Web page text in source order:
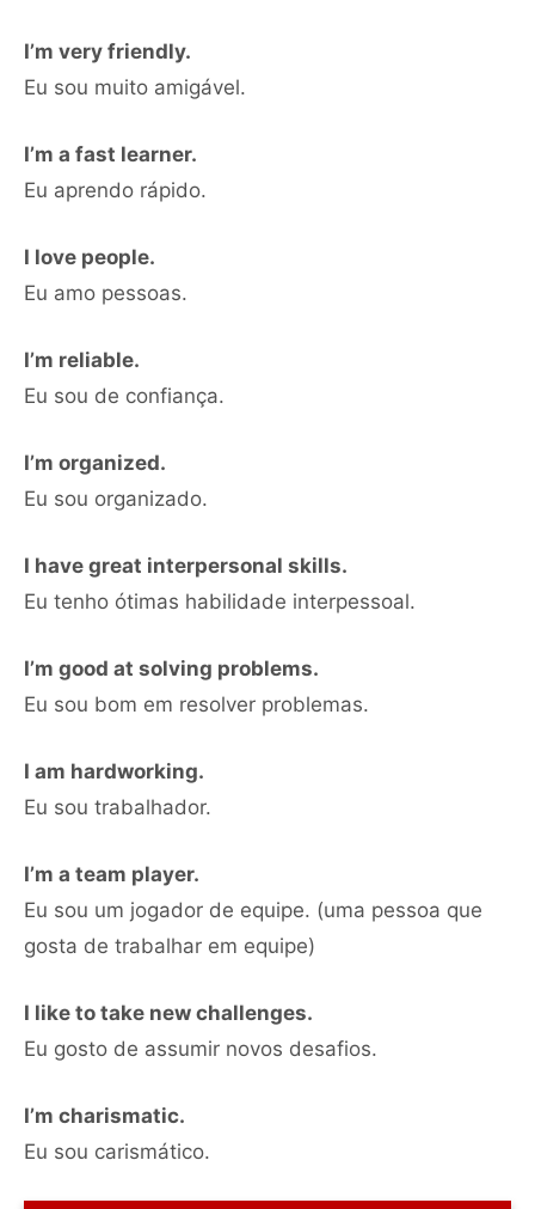
I’m very friendly.
Eu sou muito amigável.
I’m a fast learner.
Eu aprendo rápido.
I love people.
Eu amo pessoas.
I’m reliable.
Eu sou de confiança.
I’m organized.
Eu sou organizado.
I have great interpersonal skills.
Eu tenho ótimas habilidade interpessoal.
I’m good at solving problems.
Eu sou bom em resolver problemas.
I am hardworking.
Eu sou trabalhador.
I’m a team player.
Eu sou um jogador de equipe. (uma pessoa que
gosta de trabalhar em equipe)
I like to take new challenges.
Eu gosto de assumir novos desafios.
I’m charismatic.
Eu sou carismático.